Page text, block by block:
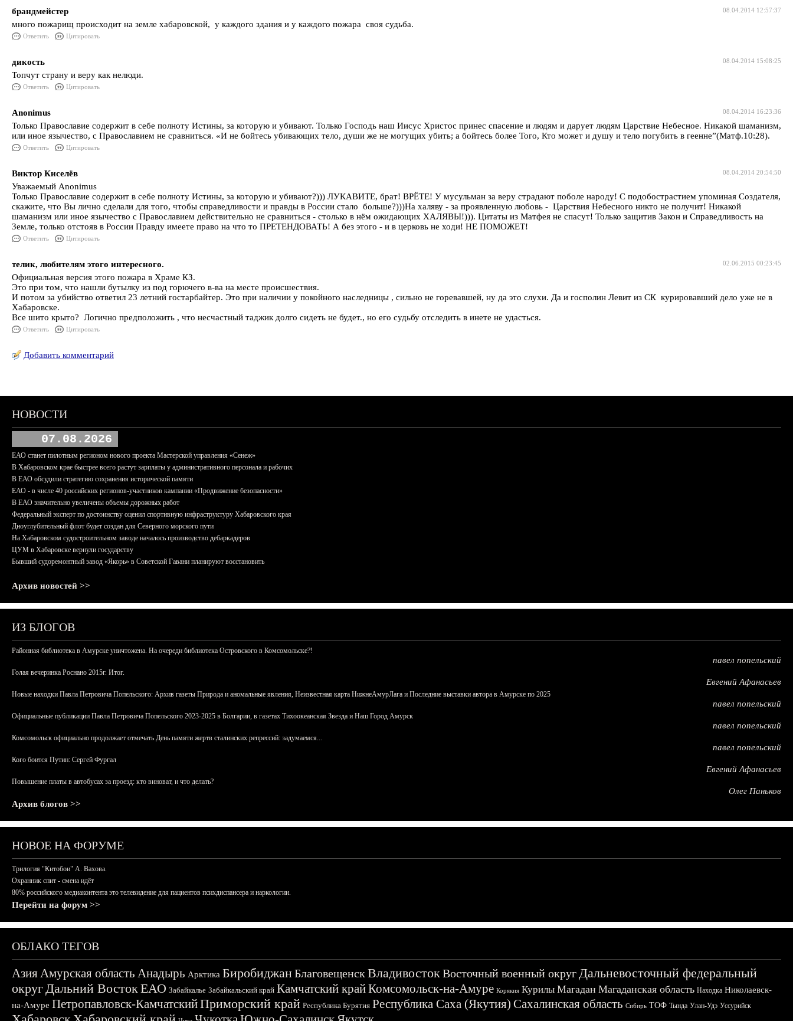
08.04.2014 12:57:37
брандмейстер
много пожарищ происходит на земле хабаровской, у каждого здания и у каждого пожара своя судьба.
Ответить Цитировать
08.04.2014 15:08:25
дикость
Топчут страну и веру как нелюди.
Ответить Цитировать
08.04.2014 16:23:36
Anonimus
Только Православие содержит в себе полноту Истины, за которую и убивают. Только Господь наш Иисус Христос принес спасение и людям и дарует людям Царствие Небесное. Никакой шаманизм,
или иное язычество, с Православием не сравниться. «И не бойтесь убивающих тело, души же не могущих убить; а бойтесь более Того, Кто может и душу и тело погубить в геенне”(Матф.10:28).
Ответить Цитировать
08.04.2014 20:54:50
Виктор Киселёв
Уважаемый Anonimus
Только Православие содержит в себе полноту Истины, за которую и убивают?))) ЛУКАВИТЕ, брат! ВРЁТЕ! У мусульман за веру страдают поболе народу! С подобострастием упоминая Создателя,
скажите, что Вы лично сделали для того, чтобы справедливости и правды в России стало больше?)))На халяву - за проявленную любовь - Царствия Небесного никто не получит! Никакой
шаманизм или иное язычество с Православием действительно не сравниться - столько в нём ожидающих ХАЛЯВЫ!))). Цитаты из Матфея не спасут! Только защитив Закон и Справедливость на
Земле, только отстояв в России Правду имеете право на что то ПРЕТЕНДОВАТЬ! А без этого - и в церковь не ходи! НЕ ПОМОЖЕТ!
Ответить Цитировать
02.06.2015 00:23:45
телик, любителям этого интересного.
Официальная версия этого пожара в Храме КЗ.
Это при том, что нашли бутылку из под горючего в-ва на месте происшествия.
И потом за убийство ответил 23 летний гостарбайтер. Это при наличии у покойного наследницы , сильно не горевавшей, ну да это слухи. Да и госполин Левит из СК курировавший дело уже не в
Хабаровске.
Все шито крыто? Логично предположить , что несчастный таджик долго сидеть не будет., но его судьбу отследить в инете не удасться.
Ответить Цитировать
Добавить комментарий
НОВОСТИ
07.08.2026
ЕАО станет пилотным регионом нового проекта Мастерской управления «Сенеж»
В Хабаровском крае быстрее всего растут зарплаты у административного персонала и рабочих
В ЕАО обсудили стратегию сохранения исторической памяти
ЕАО - в числе 40 российских регионов-участников кампании «Продвижение безопасности»
В ЕАО значительно увеличены объемы дорожных работ
Федеральный эксперт по достоинству оценил спортивную инфраструктуру Хабаровского края
Дноуглубительный флот будет создан для Северного морского пути
На Хабаровском судостроительном заводе началось производство дебаркадеров
ЦУМ в Хабаровске вернули государству
Бывший судоремонтный завод «Якорь» в Советской Гавани планируют восстановить
Архив новостей >>
ИЗ БЛОГОВ
Районная библиотека в Амурске уничтожена. На очереди библиотека Островского в Комсомольске?!
павел попельский
Голая вечеринка Роснано 2015г. Итог.
Евгений Афанасьев
Новые находки Павла Петровича Попельского: Архив газеты Природа и аномальные явления, Неизвестная карта НижнеАмурЛага и Последние выставки автора в Амурске по 2025
павел попельский
Официальные публикации Павла Петровича Попельского 2023-2025 в Болгарии, в газетах Тихоокеанская Звезда и Наш Город Амурск
павел попельский
Комсомольск официально продолжает отмечать День памяти жертв сталинских репрессий: задумаемся...
павел попельский
Кого боится Путин: Сергей Фургал
Евгений Афанасьев
Повышение платы в автобусах за проезд: кто виноват, и что делать?
Олег Паньков
Архив блогов >>
НОВОЕ НА ФОРУМЕ
Трилогия "Китобои" А. Вахова.
Охранник спит - смена идёт
80% российского медиаконтента это телевидение для пациентов психдиспансера и наркологии.
Перейти на форум >>
ОБЛАКО ТЕГОВ
АзияАмурская область Анадырь Арктика БиробиджанБлаговещенскВладивостокВосточный военный округДальневосточный федеральный
округДальний ВостокЕАО Забайкалье Забайкальский край Камчатский крайКомсомольск-на-Амуре Корякия Курилы Магадан Магаданская область Находка Николаевск-
на-Амуре Петропавловск-КамчатскийПриморский край Республика Бурятия Республика Саха (Якутия) Сахалинская область Сибирь ТОФ Тында Улан-Удэ Уссурийск